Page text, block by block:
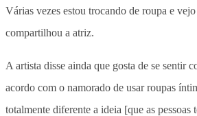
Várias vezes estou trocando de roupa e
compartilhou a atriz.
A artista disse ainda que gosta de se sentir
acordo com o namorado de usar roupas
totalmente diferente a ideia [que as pessoas